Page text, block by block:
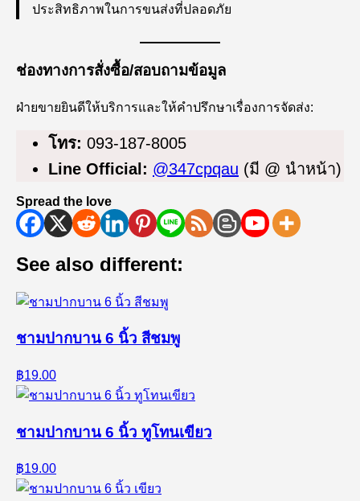
ประสิทธิภาพในการขนส่งที่ปลอดภัย
ช่องทางการสั่งซื้อ/สอบถามข้อมูล
ฝ่ายขายยินดีให้บริการและให้คำปรึกษาเรื่องการจัดส่ง:
โทร: 093-187-8005
Line Official: @347cpqau (มี @ นำหน้า)
Spread the love
See also different:
ชามปากบาน 6 นิ้ว สีชมพู
฿19.00
ชามปากบาน 6 นิ้ว ทูโทนเขียว
฿19.00